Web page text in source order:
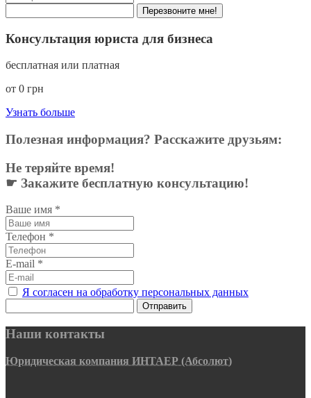
Перезвоните мне!
Консультация юриста для бизнеса
бесплатная или платная
от 0 грн
Узнать больше
Полезная информация? Расскажите друзьям:
Не теряйте время!
☛ Закажите бесплатную консультацию!
Ваше имя *
Телефон *
E-mail *
Я согласен на обработку персональных данных
Отправить
Наши контакты
Юридическая компания ИНТАЕР (Абсолют)